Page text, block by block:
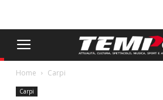
Home Carpi
Carpi